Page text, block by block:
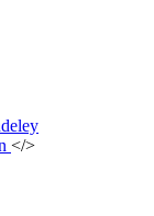
</>